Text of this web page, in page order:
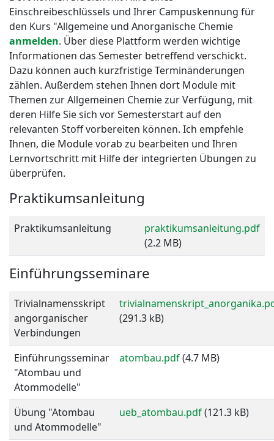
Einschreibeschlüssels und Ihrer Campuskennung für
den Kurs "Allgemeine und Anorganische Chemie
anmelden. Über diese Plattform werden wichtige
Informationen das Semester betreffend verschickt.
Dazu können auch kurzfristige Terminänderungen
zählen. Außerdem stehen Ihnen dort Module mit
Themen zur Allgemeinen Chemie zur Verfügung, mit
deren Hilfe Sie sich vor Semesterstart auf den
relevanten Stoff vorbereiten können. Ich empfehle
Ihnen, die Module vorab zu bearbeiten und Ihren
Lernvortschritt mit Hilfe der integrierten Übungen zu
überprüfen.
Praktikumsanleitung
Praktikumsanleitung
praktikumsanleitung.pdf
(2.2 MB)
Einführungsseminare
Trivialnamensskript
angorganischer
Verbindungen
(291.3 kB)
Einführungsseminar
"Atombau und
Atommodelle"
atombau.pdf(4.7 MB)
Übung "Atombau
und Atommodelle"
ueb_atombau.pdf(121.3 kB)